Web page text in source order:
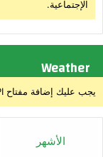
H
o
r
z
o
n
الإجتماعية.
Weather
يجب عليك إضافة مفتاح API للطقس من خلال صفحة إعدادات القالب > الدمج.
الأشهر